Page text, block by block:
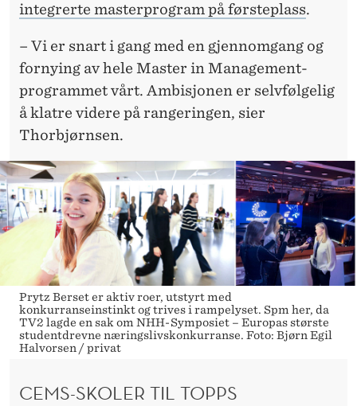
integrerte masterprogram på førsteplass.
– Vi er snart i gang med en gjennomgang og
fornying av hele Master in Management-
programmet vårt. Ambisjonen er selvfølgelig
å klatre videre på rangeringen, sier
Thorbjørnsen.
Prytz Berset er aktiv roer, utstyrt med
konkurranseinstinkt og trives i rampelyset. Spm her, da
TV2 lagde en sak om NHH-Symposiet – Europas største
studentdrevne næringslivskonkurranse. Foto: Bjørn Egil
Halvorsen / privat
CEMS-SKOLER TIL TOPPS